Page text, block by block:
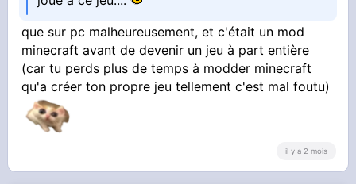
que sur pc malheureusement, et c'était un mod
minecraft avant de devenir un jeu à part entière
(car tu perds plus de temps à modder minecraft
qu'a créer ton propre jeu tellement c'est mal foutu)
il y a 2 mois